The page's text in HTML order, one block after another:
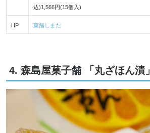
込)1,566円(15個入)
HP 菓舗しまだ
4. 森島屋菓子舗 「丸ざほん漬」